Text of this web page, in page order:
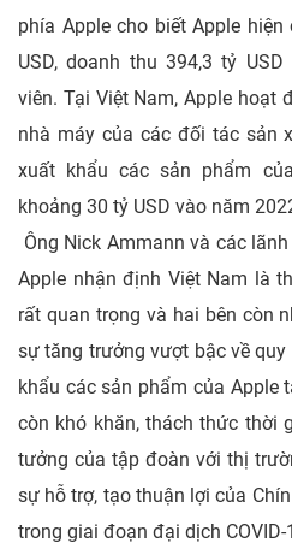
phía Apple cho biết Apple
USD, doanh thu 394,3 tỷ
viên. Tại Việt Nam, Apple hoạt
nhà máy của các đối tác sản
xuất khẩu các sản phẩm
khoảng 30 tỷ USD vào năm
Ông Nick Ammann và các
Apple nhận định Việt Nam là
rất quan trọng và hai bên còn
sự tăng trưởng vượt bậc về
khẩu các sản phẩm của Apple
còn khó khăn, thách thức thời
tưởng của tập đoàn với thị
sự hỗ trợ, tạo thuận lợi của
trong giai đoạn đại dịch